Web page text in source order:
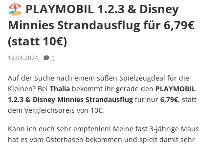
🏖 PLAYMOBIL 1.2.3 & Disney
Minnies Strandausflug für 6,79€
(statt 10€)
19.04.2024 1
Auf der Suche nach einem süßen Spielzeugdeal für die
Kleinen? Bei Thalia bekommt ihr gerade den PLAYMOBIL
1.2.3 & Disney Minnies Strandausflug für nur 6,79€, statt
dem Vergleichspreis von 10€.
Kann ich euch sehr empfehlen! Meine fast 3-jährige Maus
hat es vom Osterhasen bekommen und spielt damit sehr